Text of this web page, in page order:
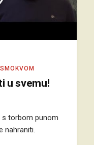
u svemu!
s torbom punom
nahraniti.